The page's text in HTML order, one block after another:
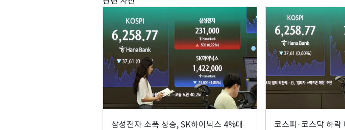
삼성전자 소폭 상승, SK하이닉스 4%대
코스피·코스닥 하락